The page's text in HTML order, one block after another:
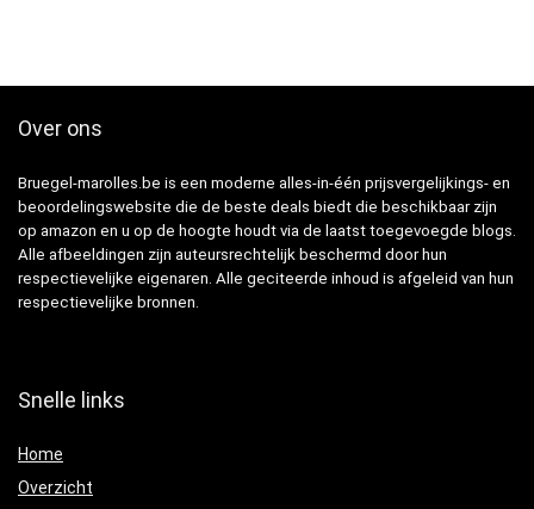
Over ons
Bruegel-marolles.be is een moderne alles-in-één prijsvergelijkings- en
beoordelingswebsite die de beste deals biedt die beschikbaar zijn
op amazon en u op de hoogte houdt via de laatst toegevoegde blogs.
Alle afbeeldingen zijn auteursrechtelijk beschermd door hun
respectievelijke eigenaren. Alle geciteerde inhoud is afgeleid van hun
respectievelijke bronnen.
Snelle links
Home
Overzicht